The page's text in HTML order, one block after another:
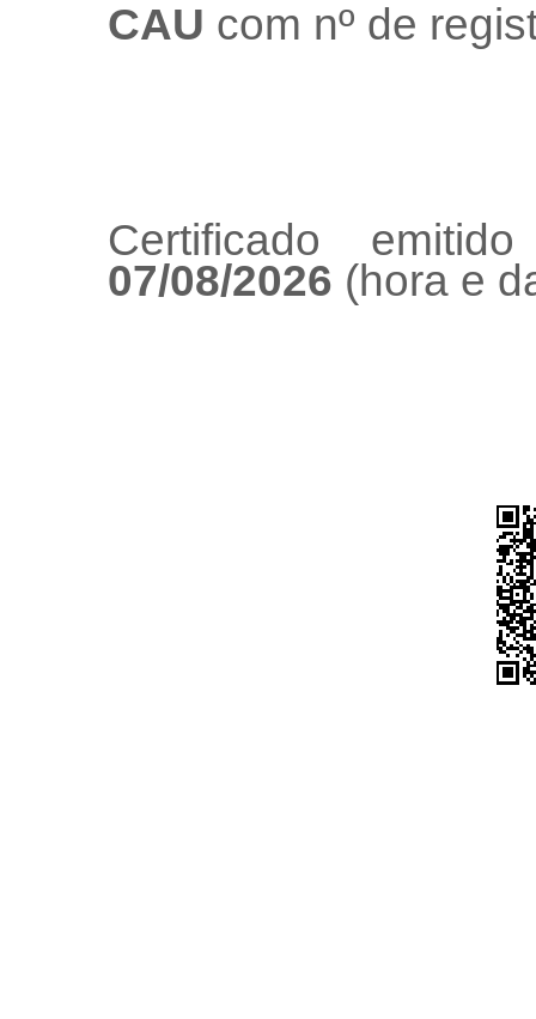
CAU com nº de
Certificado
07/08/2026 (hora e